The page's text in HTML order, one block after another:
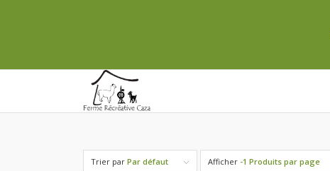
Trier parPar défaut Afficher -1 Produits par page